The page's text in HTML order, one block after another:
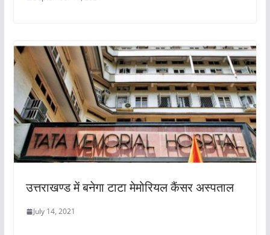
उत्तराखण्ड में बनेगा टाटा मेमोरियल कैंसर अस्पताल
July 14, 2021